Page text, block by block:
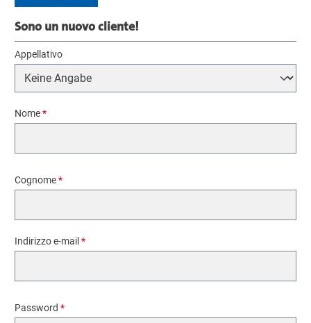
Sono un nuovo cliente!
Informazioni personali
Appellativo
Nome*
Cognome*
Indirizzo e-mail *
Password *